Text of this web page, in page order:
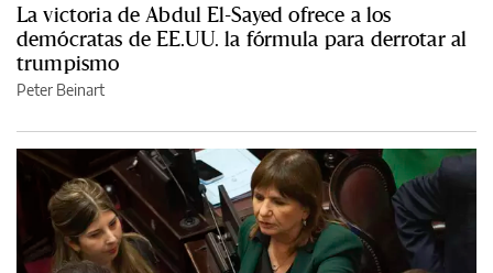
La victoria de Abdul El-Sayed ofrece a los
demócratas de EE.UU. la fórmula para derrotar al
trumpismo
Peter Beinart